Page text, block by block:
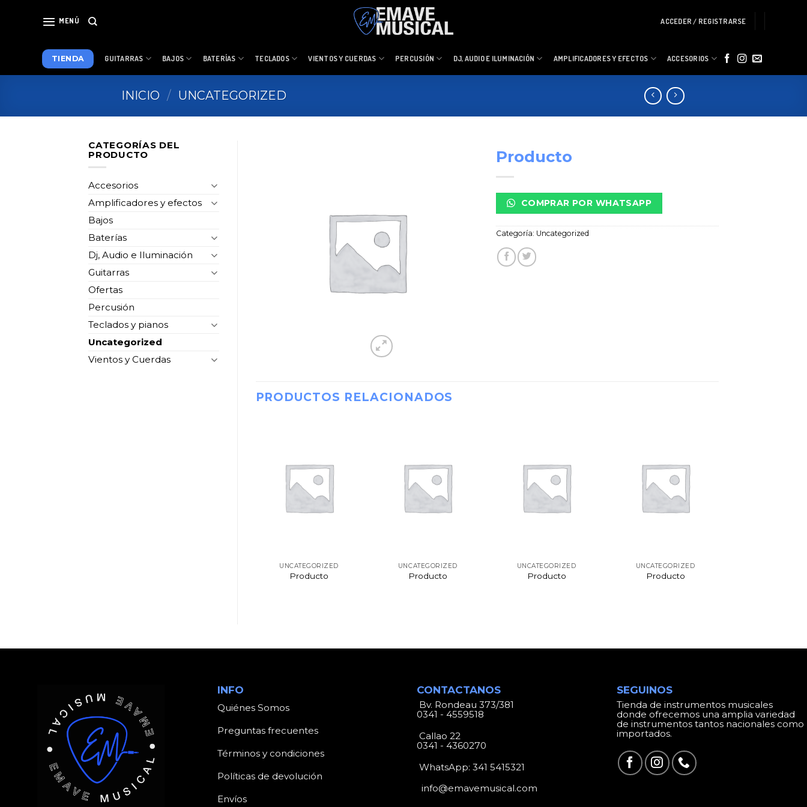
MENÚ ACCEDER / REGISTRARSE
TIENDA GUITARRAS BAJOS BATERÍAS TECLADOS VIENTOS Y CUERDAS PERCUSIÓN DJ, AUDIO E ILUMINACIÓN AMPLIFICADORES Y EFECTOS ACCESORIOS
INICIO / UNCATEGORIZED
CATEGORÍAS DEL
PRODUCTO
Accesorios
Amplificadores y efectos
Bajos
Baterías
Dj, Audio e Iluminación
Guitarras
Ofertas
Percusión
Teclados y pianos
Uncategorized
Vientos y Cuerdas
Producto
COMPRAR POR WHATSAPP
Categoría: Uncategorized
PRODUCTOS RELACIONADOS
UNCATEGORIZED
Producto
UNCATEGORIZED
Producto
UNCATEGORIZED
Producto
UNCATEGORIZED
Producto
INFO
Quiénes Somos
Preguntas frecuentes
Términos y condiciones
Políticas de devolución
Envíos
CONTACTANOS
Bv. Rondeau 373/381
0341 - 4559518
Callao 22
0341 - 4360270
WhatsApp:341 5415321
info@emavemusical.com
SEGUINOS
Tienda de instrumentos musicales
donde ofrecemos una amplia variedad
de instrumentos tantos nacionales como
importados.